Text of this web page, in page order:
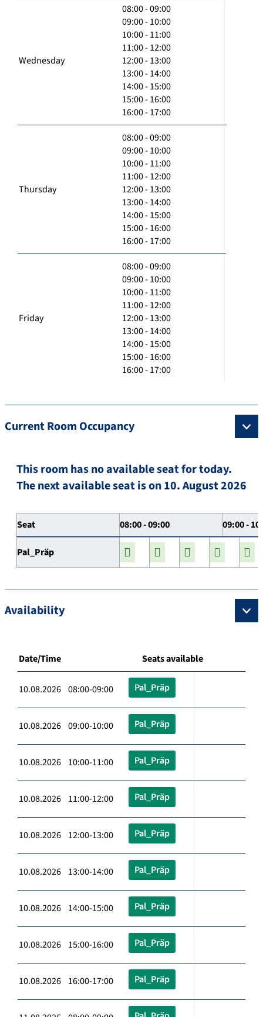
Wednesday
08:00 - 09:00
09:00 - 10:00
10:00 - 11:00
11:00 - 12:00
12:00 - 13:00
13:00 - 14:00
14:00 - 15:00
15:00 - 16:00
16:00 - 17:00
Thursday
08:00 - 09:00
09:00 - 10:00
10:00 - 11:00
11:00 - 12:00
12:00 - 13:00
13:00 - 14:00
14:00 - 15:00
15:00 - 16:00
16:00 - 17:00
Friday
08:00 - 09:00
09:00 - 10:00
10:00 - 11:00
11:00 - 12:00
12:00 - 13:00
13:00 - 14:00
14:00 - 15:00
15:00 - 16:00
16:00 - 17:00
Current Room Occupancy
This room has no available seat for today.
The next available seat is on 10. August 2026
Seat 08:00 - 09:00 09:00 -
Pal_Präp
Availability
Date/Time Seats available
10.08.2026 08:00-09:00 Pal_Präp
10.08.2026 09:00-10:00 Pal_Präp
10.08.2026 10:00-11:00 Pal_Präp
10.08.2026 11:00-12:00 Pal_Präp
10.08.2026 12:00-13:00 Pal_Präp
10.08.2026 13:00-14:00 Pal_Präp
10.08.2026 14:00-15:00 Pal_Präp
10.08.2026 15:00-16:00 Pal_Präp
10.08.2026 16:00-17:00 Pal_Präp